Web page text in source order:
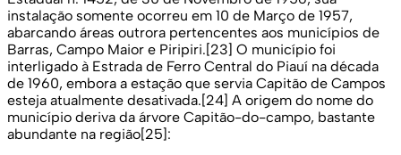
instalação somente ocorreu em 10 de Março de 1957,
abarcando áreas outrora pertencentes aos municípios de
Barras, Campo Maior e Piripiri.[23] O município foi
interligado à Estrada de Ferro Central do Piauí na década
de 1960, embora a estação que servia Capitão de Campos
esteja atualmente desativada.[24] A origem do nome do
município deriva da árvore Capitão-do-campo, bastante
abundante na região[25]: